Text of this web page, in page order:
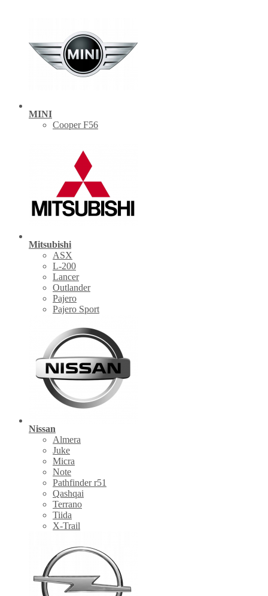
MINI
Cooper F56
Mitsubishi
ASX
L-200
Lancer
Outlander
Pajero
Pajero Sport
Nissan
Almera
Juke
Micra
Note
Pathfinder r51
Qashqai
Terrano
Tiida
X-Trail